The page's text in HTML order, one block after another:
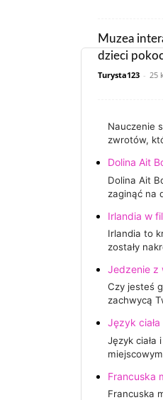
Muzea
dzieci
Turysta123 - 25
Nauczenie
zwrotów,
Dolina Ait
Dolina Ait
zaginąć na
Irlandia w
Irlandia to
zostały
Jedzenie z
Czy jesteś
zachwycą
Język
Język
Francuska
Francuska